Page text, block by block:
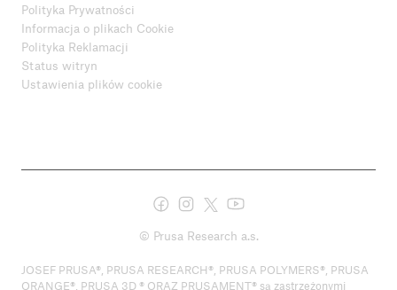
Polityka Prywatności
Informacja o plikach Cookie
Polityka Reklamacji
Status witryn
Ustawienia plików cookie
© Prusa Research a.s.
JOSEF PRUSA®, PRUSA RESEARCH®, PRUSA POLYMERS®, PRUSA
ORANGE®, PRUSA 3D ® ORAZ PRUSAMENT® są zastrzeżonymi